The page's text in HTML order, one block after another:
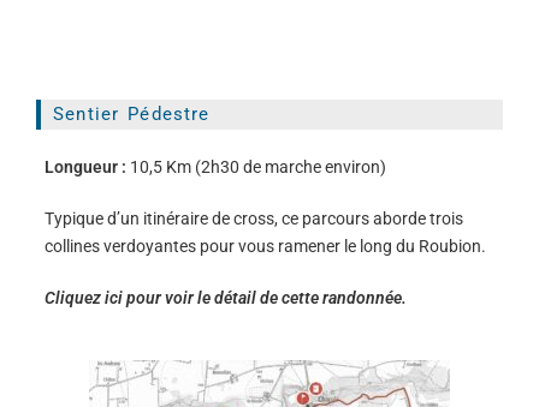
Sentier Pédestre
Longueur : 10,5 Km (2h30 de marche environ)
Typique d’un itinéraire de cross, ce parcours aborde trois
collines verdoyantes pour vous ramener le long du Roubion.
Cliquez ici pour voir le détail de cette randonnée.